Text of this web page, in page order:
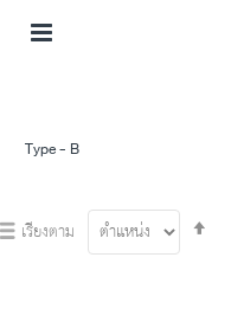
Type - B
เรียงตาม